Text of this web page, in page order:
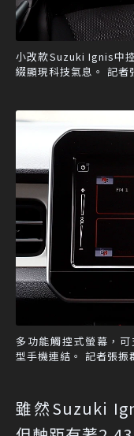
小改款Suzuki Ignis中
綴顯現科技氣息。 記者
多功能觸控式螢幕，
型手機連結。 記者張振
雖然Suzuki